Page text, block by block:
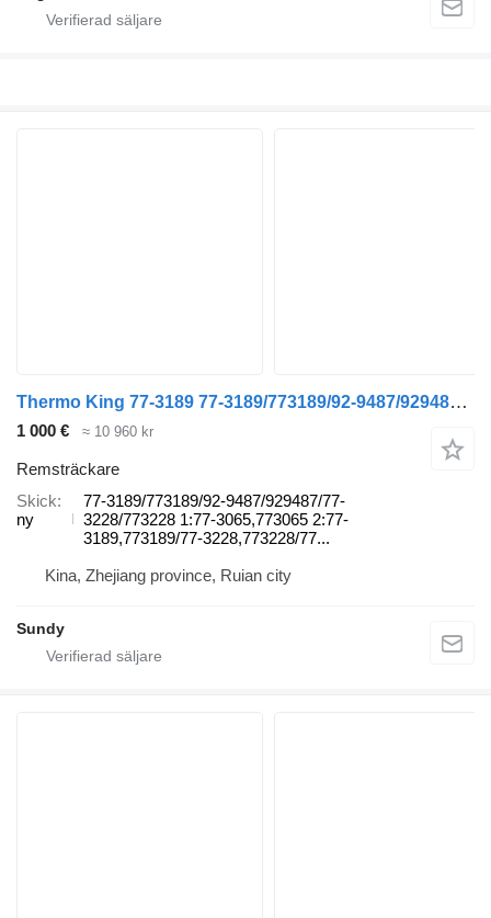
Thermo King 77-3189 77-3189/773189/92-9487/929487/77-3228/773228 remsträckare till Thermo King SLX/SLXe/SLXi minibus
1 000 € ≈ 10 960 kr
Remsträckare
Skick
ny
77-3189/773189/92-9487/929487/77-
3228/773228 1:77-3065,773065 2:77-
3189,773189/77-3228,773228/77...
Kina, Zhejiang province, Ruian city
Sundy